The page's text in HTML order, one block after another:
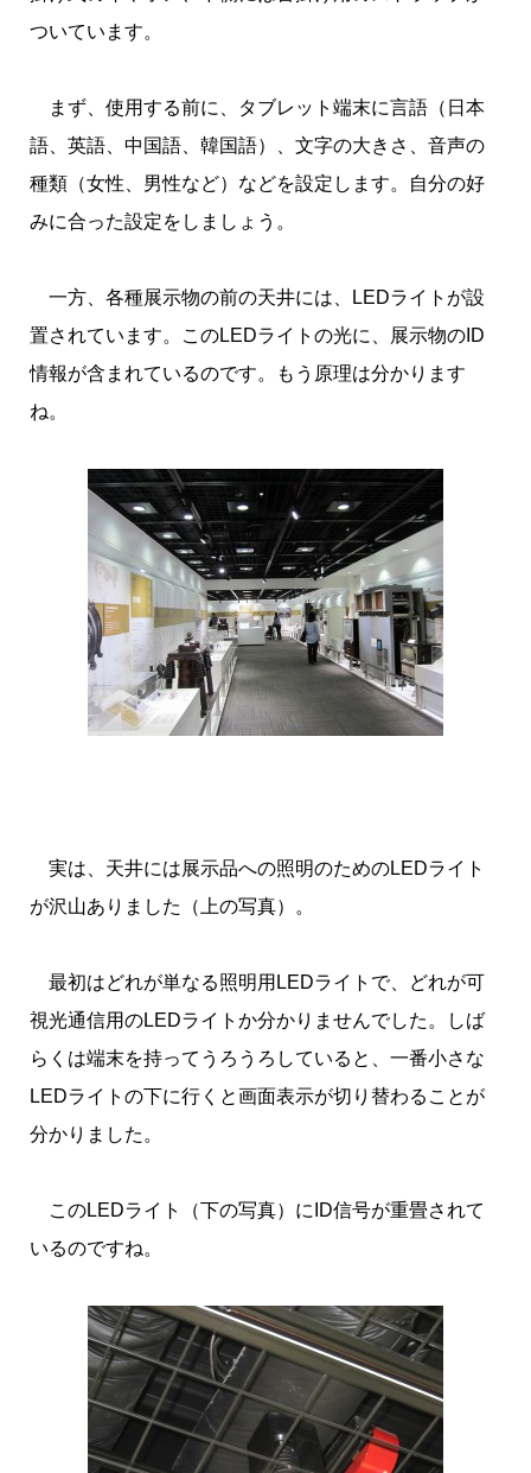
ついています。
まず、使用する前に、タブレット端末に言語（日本
語、英語、中国語、韓国語）、文字の大きさ、音声の
種類（女性、男性など）などを設定します。自分の好
みに合った設定をしましょう。
一方、各種展示物の前の天井には、LEDライトが設
置されています。このLEDライトの光に、展示物のID
情報が含まれているのです。もう原理は分かります
ね。
実は、天井には展示品への照明のためのLEDライト
が沢山ありました（上の写真）。
最初はどれが単なる照明用LEDライトで、どれが可
視光通信用のLEDライトか分かりませんでした。しば
らくは端末を持ってうろうろしていると、一番小さな
LEDライトの下に行くと画面表示が切り替わることが
分かりました。
このLEDライト（下の写真）にID信号が重畳されて
いるのですね。